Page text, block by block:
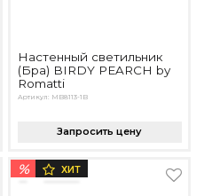
Настенный светильник
(Бра) BIRDY PEARCH by
Romatti
Артикул: MB8113-1B
Запросить цену
% ХИТ